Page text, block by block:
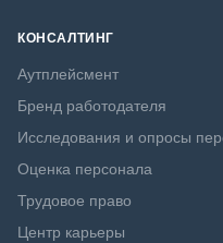
КОНСАЛТИНГ
Аутплейсмент
Бренд работодателя
Исследования и опросы
Оценка персонала
Трудовое право
Центр карьеры